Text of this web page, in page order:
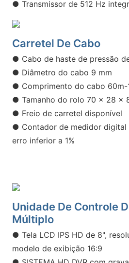
● Transmissor de 512 Hz
Carretel De Cabo
● Cabo de haste de pressão
● Diâmetro do cabo 9 mm
● Comprimento do cabo 60m-
● Tamanho do rolo 70 x 28 x
● Freio de carretel disponível
● Contador de medidor digital
erro inferior a 1%
Unidade De Controle
Múltiplo
● Tela LCD IPS HD de 8",
modelo de exibição 16:9